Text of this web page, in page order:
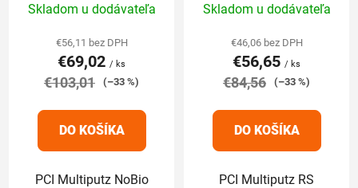
hodnotenie
produktu
je
5,0
5
hviezdičiek.
Skladom u dodávateľa
€56,11 bez DPH
€69,02 / ks
€103,01 (–33 %)
DO KOŠÍKA
PCI Multiputz NoBio
hodnotenie
produktu
je
5,0
5
hviezdičiek.
Skladom u dodávateľa
€46,06 bez DPH
€56,65 / ks
€84,56 (–33 %)
DO KOŠÍKA
PCI Multiputz RS